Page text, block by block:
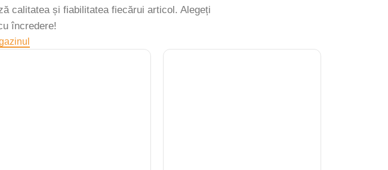
calitatea și fiabilitatea fiecărui articol. Alegeți
încredere!